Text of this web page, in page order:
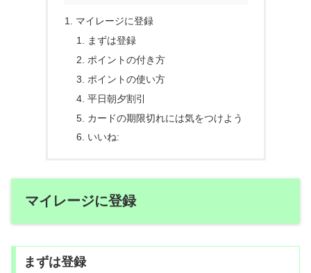
マイレージに登録
まずは登録
ポイントの付き方
ポイントの使い方
平日朝夕割引
カードの期限切れには気をつけよう
いいね:
マイレージに登録
まずは登録